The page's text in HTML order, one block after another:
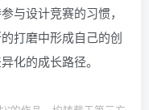
与设计竞赛的习惯，
打磨中形成自己的创
化的成长路径。